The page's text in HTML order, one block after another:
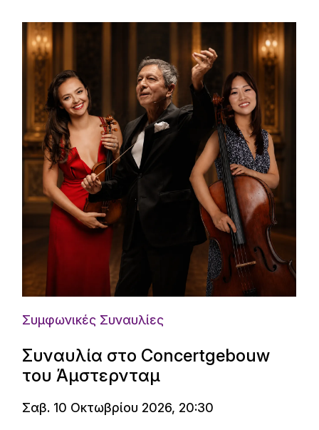
Συμφωνικές Συναυλίες
Συναυλία στο Concertgebouw
του Άμστερνταμ
Σαβ. 10 Οκτωβρίου 2026, 20:30